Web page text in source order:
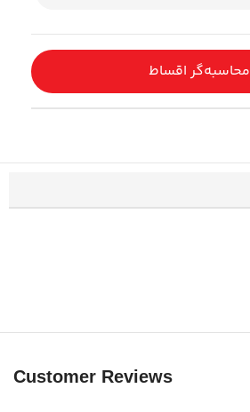
محاسبه‌گر اقساط
Customer Reviews